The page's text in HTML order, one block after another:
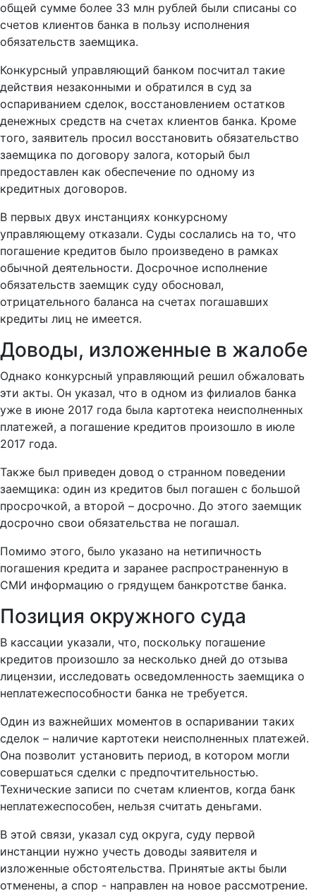
общей сумме более 33 млн рублей были списаны со
счетов клиентов банка в пользу исполнения
обязательств заемщика.
Конкурсный управляющий банком посчитал такие
действия незаконными и обратился в суд за
оспариванием сделок, восстановлением остатков
денежных средств на счетах клиентов банка. Кроме
того, заявитель просил восстановить обязательство
заемщика по договору залога, который был
предоставлен как обеспечение по одному из
кредитных договоров.
В первых двух инстанциях конкурсному
управляющему отказали. Суды сослались на то, что
погашение кредитов было произведено в рамках
обычной деятельности. Досрочное исполнение
обязательств заемщик суду обосновал,
отрицательного баланса на счетах погашавших
кредиты лиц не имеется.
Доводы, изложенные в жалобе
Однако конкурсный управляющий решил обжаловать
эти акты. Он указал, что в одном из филиалов банка
уже в июне 2017 года была картотека неисполненных
платежей, а погашение кредитов произошло в июле
2017 года.
Также был приведен довод о странном поведении
заемщика: один из кредитов был погашен с большой
просрочкой, а второй – досрочно. До этого заемщик
досрочно свои обязательства не погашал.
Помимо этого, было указано на нетипичность
погашения кредита и заранее распространенную в
СМИ информацию о грядущем банкротстве банка.
Позиция окружного суда
В кассации указали, что, поскольку погашение
кредитов произошло за несколько дней до отзыва
лицензии, исследовать осведомленность заемщика о
неплатежеспособности банка не требуется.
Один из важнейших моментов в оспаривании таких
сделок – наличие картотеки неисполненных платежей.
Она позволит установить период, в котором могли
совершаться сделки с предпочтительностью.
Технические записи по счетам клиентов, когда банк
неплатежеспособен, нельзя считать деньгами.
В этой связи, указал суд округа, суду первой
инстанции нужно учесть доводы заявителя и
изложенные обстоятельства. Принятые акты были
отменены, а спор - направлен на новое рассмотрение.